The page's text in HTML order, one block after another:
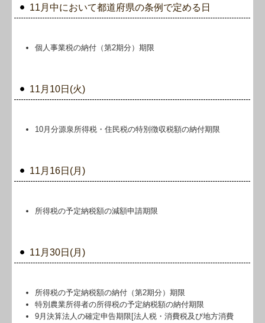
11月中において都道府県の条例で定める日
個人事業税の納付（第2期分）期限
11月10日(火)
10月分源泉所得税・住民税の特別徴収税額の納付期限
11月16日(月)
所得税の予定納税額の減額申請期限
11月30日(月)
所得税の予定納税額の納付（第2期分）期限
特別農業所得者の所得税の予定納税額の納付期限
9月決算法人の確定申告期限[法人税・消費税及び地方消費